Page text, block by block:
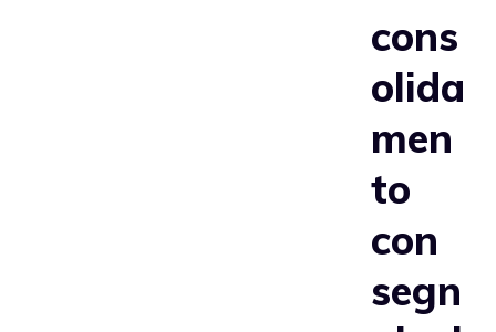
cons
olida
men
to
con
segn